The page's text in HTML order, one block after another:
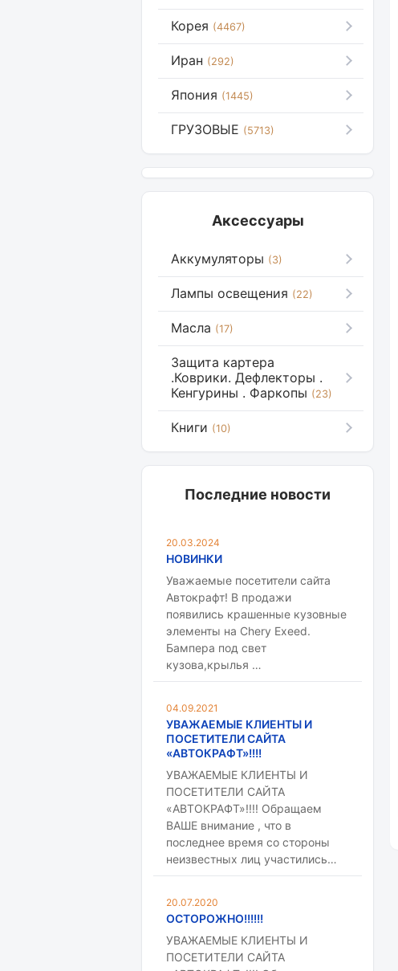
Корея (4467)
Иран (292)
Япония (1445)
ГРУЗОВЫЕ (5713)
Аксессуары
Аккумуляторы (3)
Лампы освещения (22)
Масла (17)
Защита картера
.Коврики. Дефлекторы .
Кенгурины . Фаркопы (23)
Книги (10)
Последние новости
20.03.2024
НОВИНКИ
Уважаемые посетители сайта
Автокрафт! В продажи
появились крашенные кузовные
элементы на Chery Exeed.
Бампера под свет
кузова,крылья …
04.09.2021
УВАЖАЕМЫЕ КЛИЕНТЫ И
ПОСЕТИТЕЛИ САЙТА
«АВТОКРАФТ»!!!!
УВАЖАЕМЫЕ КЛИЕНТЫ И
ПОСЕТИТЕЛИ САЙТА
«АВТОКРАФТ»!!!! Обращаем
ВАШЕ внимание , что в
последнее время со стороны
неизвестных лиц участились…
20.07.2020
ОСТОРОЖНО!!!!!!
УВАЖАЕМЫЕ КЛИЕНТЫ И
ПОСЕТИТЕЛИ САЙТА